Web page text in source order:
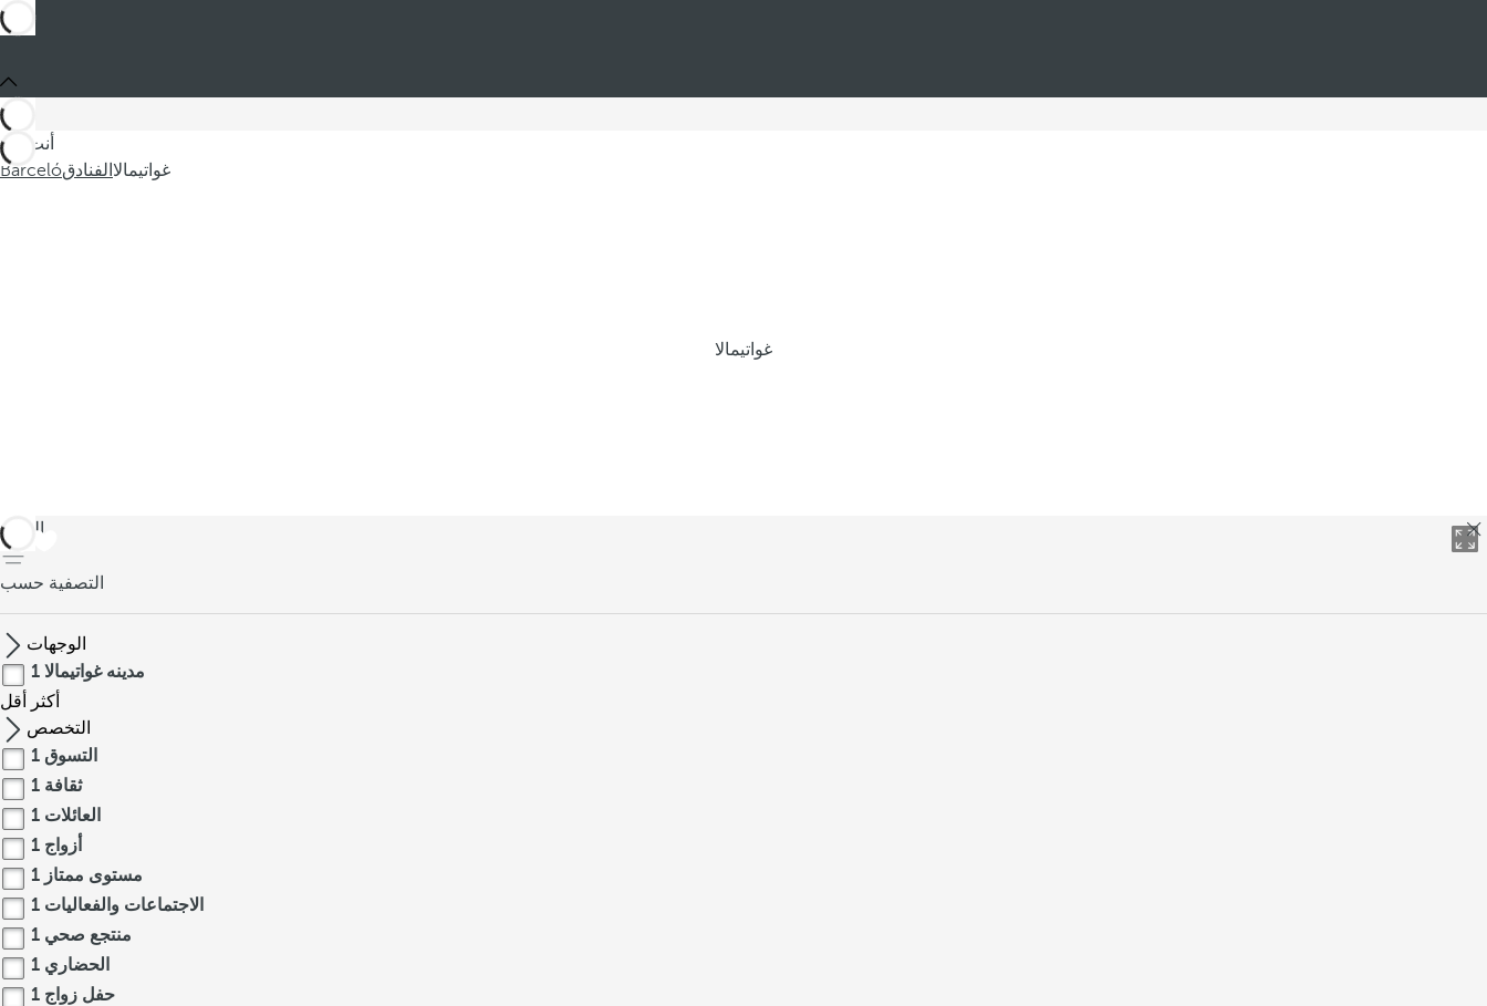
أنت في
Barcelóالفنادق غواتيمالا
غواتيمالا
العودة
التصفية حسب
الوجهات
مدينه غواتيمالا 1
أكثر
أقل
التخصص
التسوق 1
ثقافة 1
العائلات 1
أزواج 1
مستوى ممتاز 1
الاجتماعات والفعاليات 1
منتجع صحي 1
الحضاري 1
حفل زواج 1